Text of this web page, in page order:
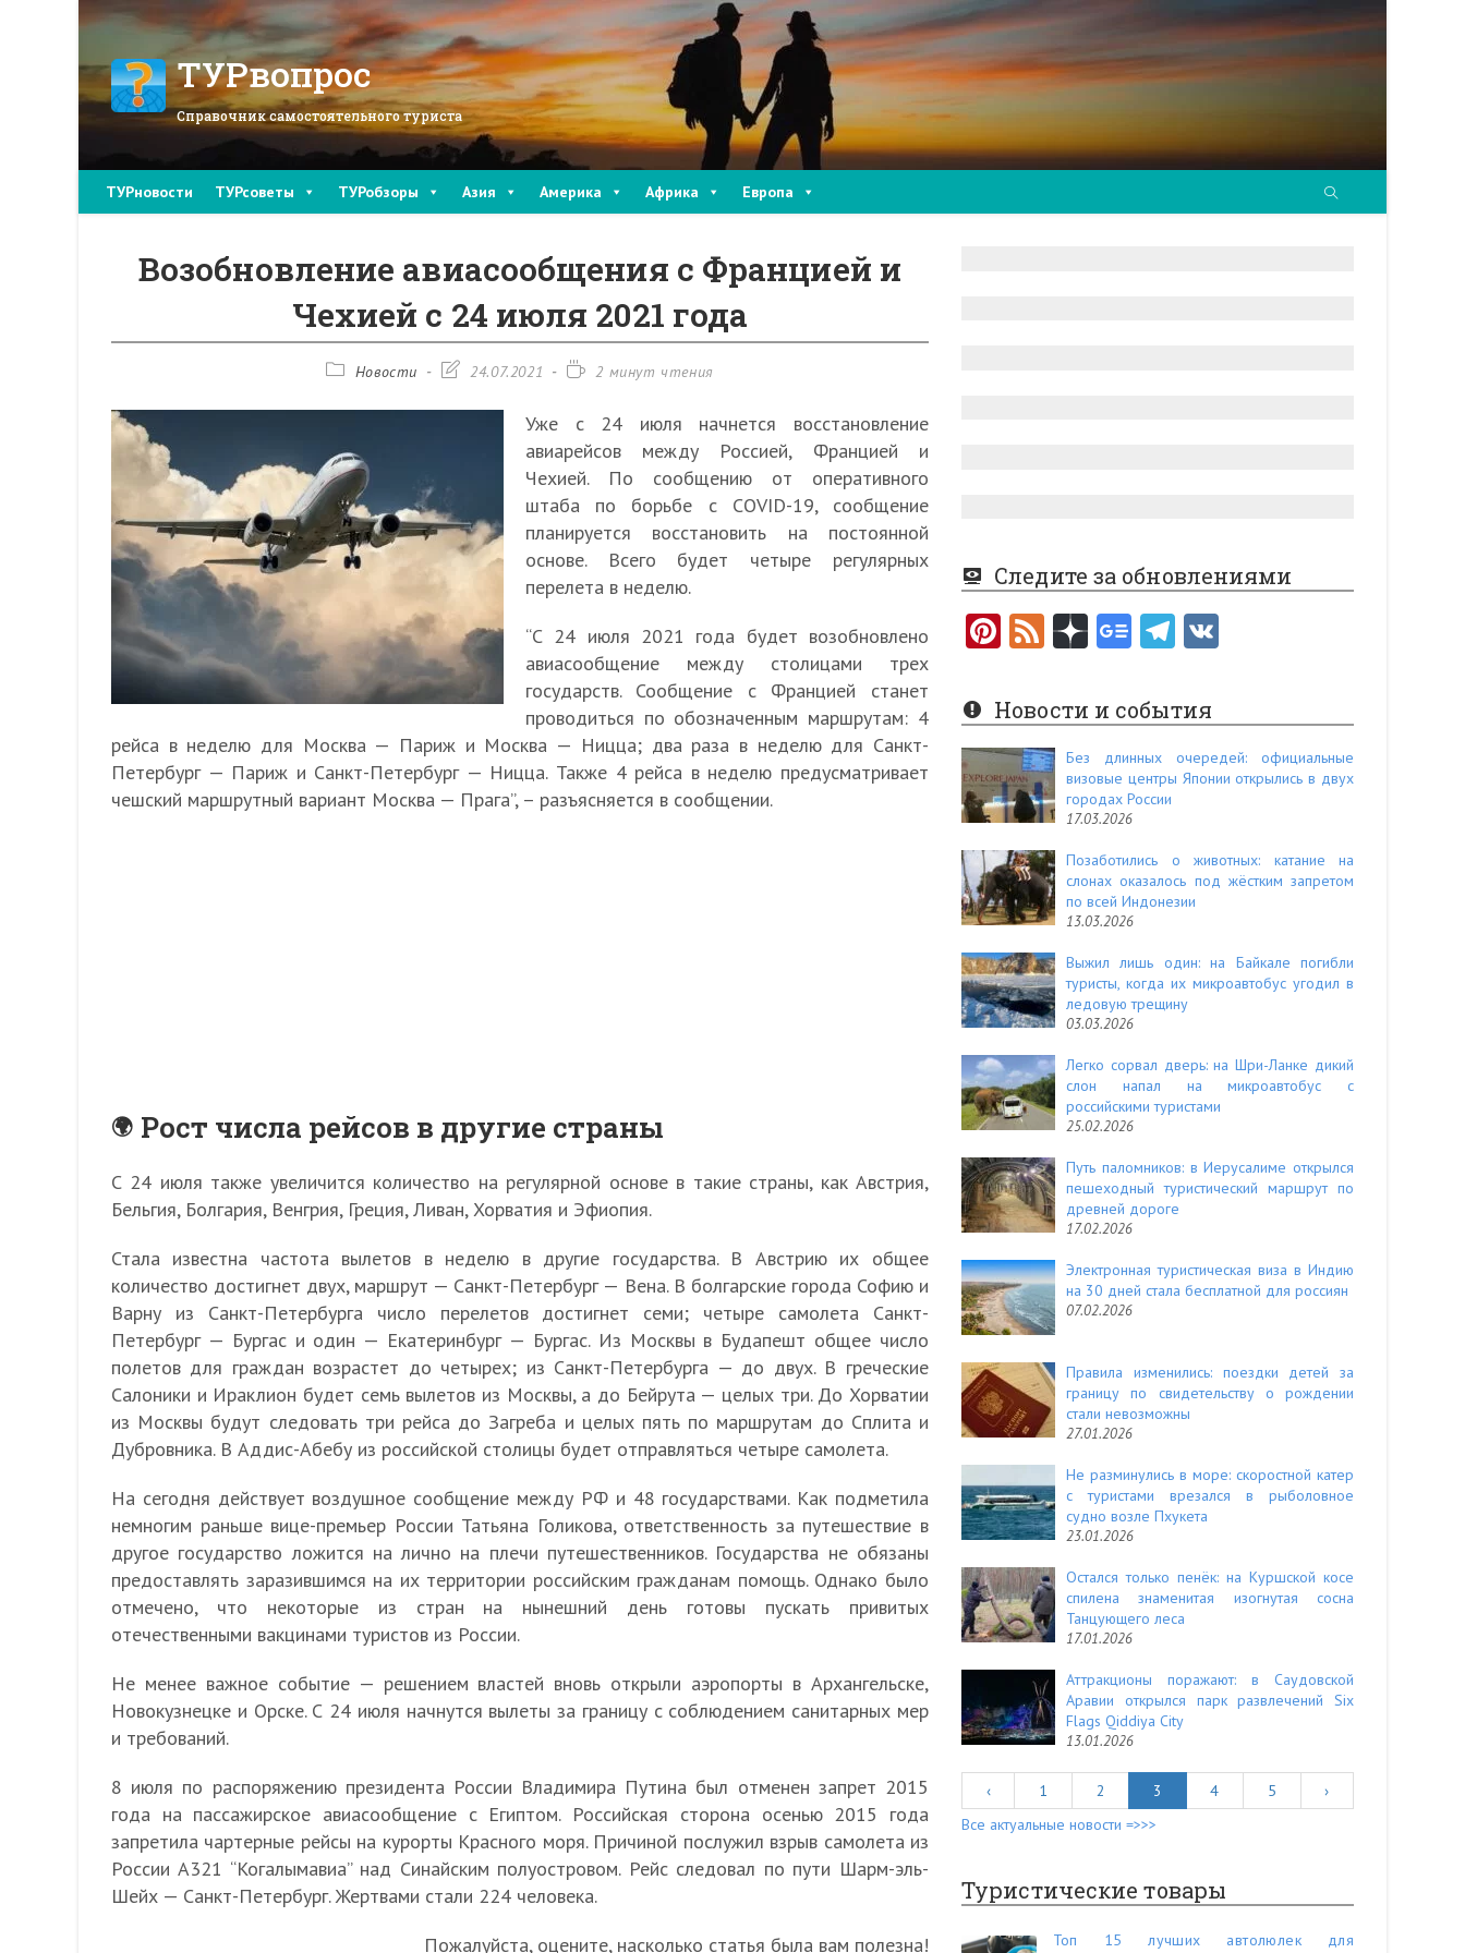
ТУРвопрос
Справочник самостоятельного туриста
ТУРновости ТУРсоветы ТУРобзоры Азия Америка Африка Европа
Возобновление авиасообщения с Францией и
Чехией с 24 июля 2021 года
РубрикаНовости
Запись24.07.2021
Время2 минут чтения
Уже с 24 июля начнется восстановление
авиарейсов между Россией, Францией и
Чехией. По сообщению от оперативного
штаба по борьбе с COVID-19, сообщение
планируется восстановить на постоянной
основе. Всего будет четыре регулярных
перелета в неделю.
“С 24 июля 2021 года будет возобновлено
авиасообщение между столицами трех
государств. Сообщение с Францией станет
проводиться по обозначенным маршрутам: 4
рейса в неделю для Москва — Париж и Москва — Ницца; два раза в неделю для Санкт-
Петербург — Париж и Санкт-Петербург — Ницца. Также 4 рейса в неделю предусматривает
чешский маршрутный вариант Москва — Прага”, – разъясняется в сообщении.
Рост числа рейсов в другие страны
С 24 июля также увеличится количество на регулярной основе в такие страны, как Австрия,
Бельгия, Болгария, Венгрия, Греция, Ливан, Хорватия и Эфиопия.
Стала известна частота вылетов в неделю в другие государства. В Австрию их общее
количество достигнет двух, маршрут — Санкт-Петербург — Вена. В болгарские города Софию и
Варну из Санкт-Петербурга число перелетов достигнет семи; четыре самолета Санкт-
Петербург — Бургас и один — Екатеринбург — Бургас. Из Москвы в Будапешт общее число
полетов для граждан возрастет до четырех; из Санкт-Петербурга — до двух. В греческие
Салоники и Ираклион будет семь вылетов из Москвы, а до Бейрута — целых три. До Хорватии
из Москвы будут следовать три рейса до Загреба и целых пять по маршрутам до Сплита и
Дубровника. В Аддис-Абебу из российской столицы будет отправляться четыре самолета.
На сегодня действует воздушное сообщение между РФ и 48 государствами. Как подметила
немногим раньше вице-премьер России Татьяна Голикова, ответственность за путешествие в
другое государство ложится на лично на плечи путешественников. Государства не обязаны
предоставлять заразившимся на их территории российским гражданам помощь. Однако было
отмечено, что некоторые из стран на нынешний день готовы пускать привитых
отечественными вакцинами туристов из России.
Не менее важное событие — решением властей вновь открыли аэропорты в Архангельске,
Новокузнецке и Орске. С 24 июля начнутся вылеты за границу с соблюдением санитарных мер
и требований.
8 июля по распоряжению президента России Владимира Путина был отменен запрет 2015
года на пассажирское авиасообщение с Египтом. Российская сторона осенью 2015 года
запретила чартерные рейсы на курорты Красного моря. Причиной послужил взрыв самолета из
России А321 “Когалымавиа” над Синайским полуостровом. Рейс следовал по пути Шарм-эль-
Шейх — Санкт-Петербург. Жертвами стали 224 человека.
Пожалуйста, оцените, насколько статья была вам полезна!
Следите за обновлениями
Pi
er
es
t
F
e
d
Новости и события
Без длинных очередей: официальные
визовые центры Японии открылись в двух
городах России
17.03.2026
Позаботились о животных: катание на
слонах оказалось под жёстким запретом
по всей Индонезии
13.03.2026
Выжил лишь один: на Байкале погибли
туристы, когда их микроавтобус угодил в
ледовую трещину
03.03.2026
Легко сорвал дверь: на Шри-Ланке дикий
слон напал на микроавтобус с
российскими туристами
25.02.2026
Путь паломников: в Иерусалиме открылся
пешеходный туристический маршрут по
древней дороге
17.02.2026
Электронная туристическая виза в Индию
на 30 дней стала бесплатной для россиян
07.02.2026
Правила изменились: поездки детей за
границу по свидетельству о рождении
стали невозможны
27.01.2026
Не разминулись в море: скоростной катер
с туристами врезался в рыболовное
судно возле Пхукета
23.01.2026
Остался только пенёк: на Куршской косе
спилена знаменитая изогнутая сосна
Танцующего леса
17.01.2026
Аттракционы поражают: в Саудовской
Аравии открылся парк развлечений Six
Flags Qiddiya City
13.01.2026
‹ 1 2 3 4 5
›
Все актуальные новости =>>>
Туристические товары
Топ 15 лучших автолюлек для